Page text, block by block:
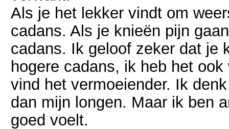
Als je het lekker vindt om
cadans. Als je knieën pijn
cadans. Ik geloof zeker dat je
hogere cadans, ik heb het
vind het vermoeiender. Ik
dan mijn longen. Maar ik ben
goed voelt.